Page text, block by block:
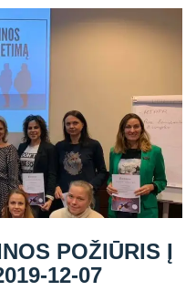
seminarai
Asmeninis treneris
Fizinio rengimo
POŽIŪRIS Į
12-07